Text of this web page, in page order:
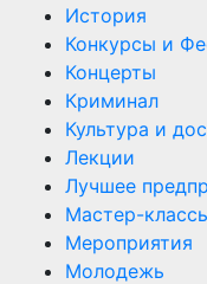
История
Конкурсы и
Концерты
Криминал
Культура и
Лекции
Лучшее
Мастер-
Мероприятия
Молодежь